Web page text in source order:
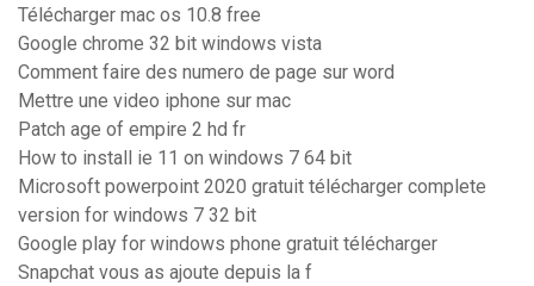
Télécharger mac os 10.8 free
Google chrome 32 bit windows vista
Comment faire des numero de page sur word
Mettre une video iphone sur mac
Patch age of empire 2 hd fr
How to install ie 11 on windows 7 64 bit
Microsoft powerpoint 2020 gratuit télécharger complete
version for windows 7 32 bit
Google play for windows phone gratuit télécharger
Snapchat vous as ajoute depuis la f